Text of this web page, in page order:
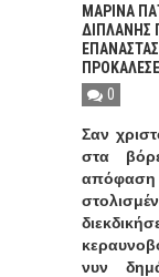
ΜΑΡΙΝΑ
ΔΙΠΛΑΝΗΣ
0
Σαν
στα
νυν